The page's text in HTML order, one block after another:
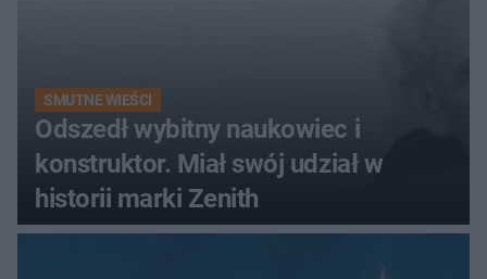
SMUTNE WIEŚCI
Odszedł wybitny naukowiec i
konstruktor. Miał swój udział w
historii marki Zenith